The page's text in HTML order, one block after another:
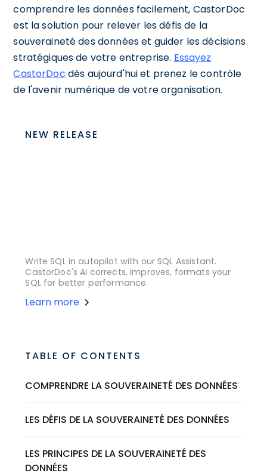
comprendre les données facilement, CastorDoc
est la solution pour relever les défis de la
souveraineté des données et guider les décisions
stratégiques de votre entreprise. Essayez
CastorDoc dès aujourd'hui et prenez le contrôle
de l'avenir numérique de votre organisation.
NEW RELEASE
Write SQL in autopilot with our SQL Assistant.
CastorDoc's AI corrects, improves, formats your
SQL for better performance.
Learn more
TABLE OF CONTENTS
COMPRENDRE LA SOUVERAINETÉ DES DONNÉES
LES DÉFIS DE LA SOUVERAINETÉ DES DONNÉES
LES PRINCIPES DE LA SOUVERAINETÉ DES
DONNÉES